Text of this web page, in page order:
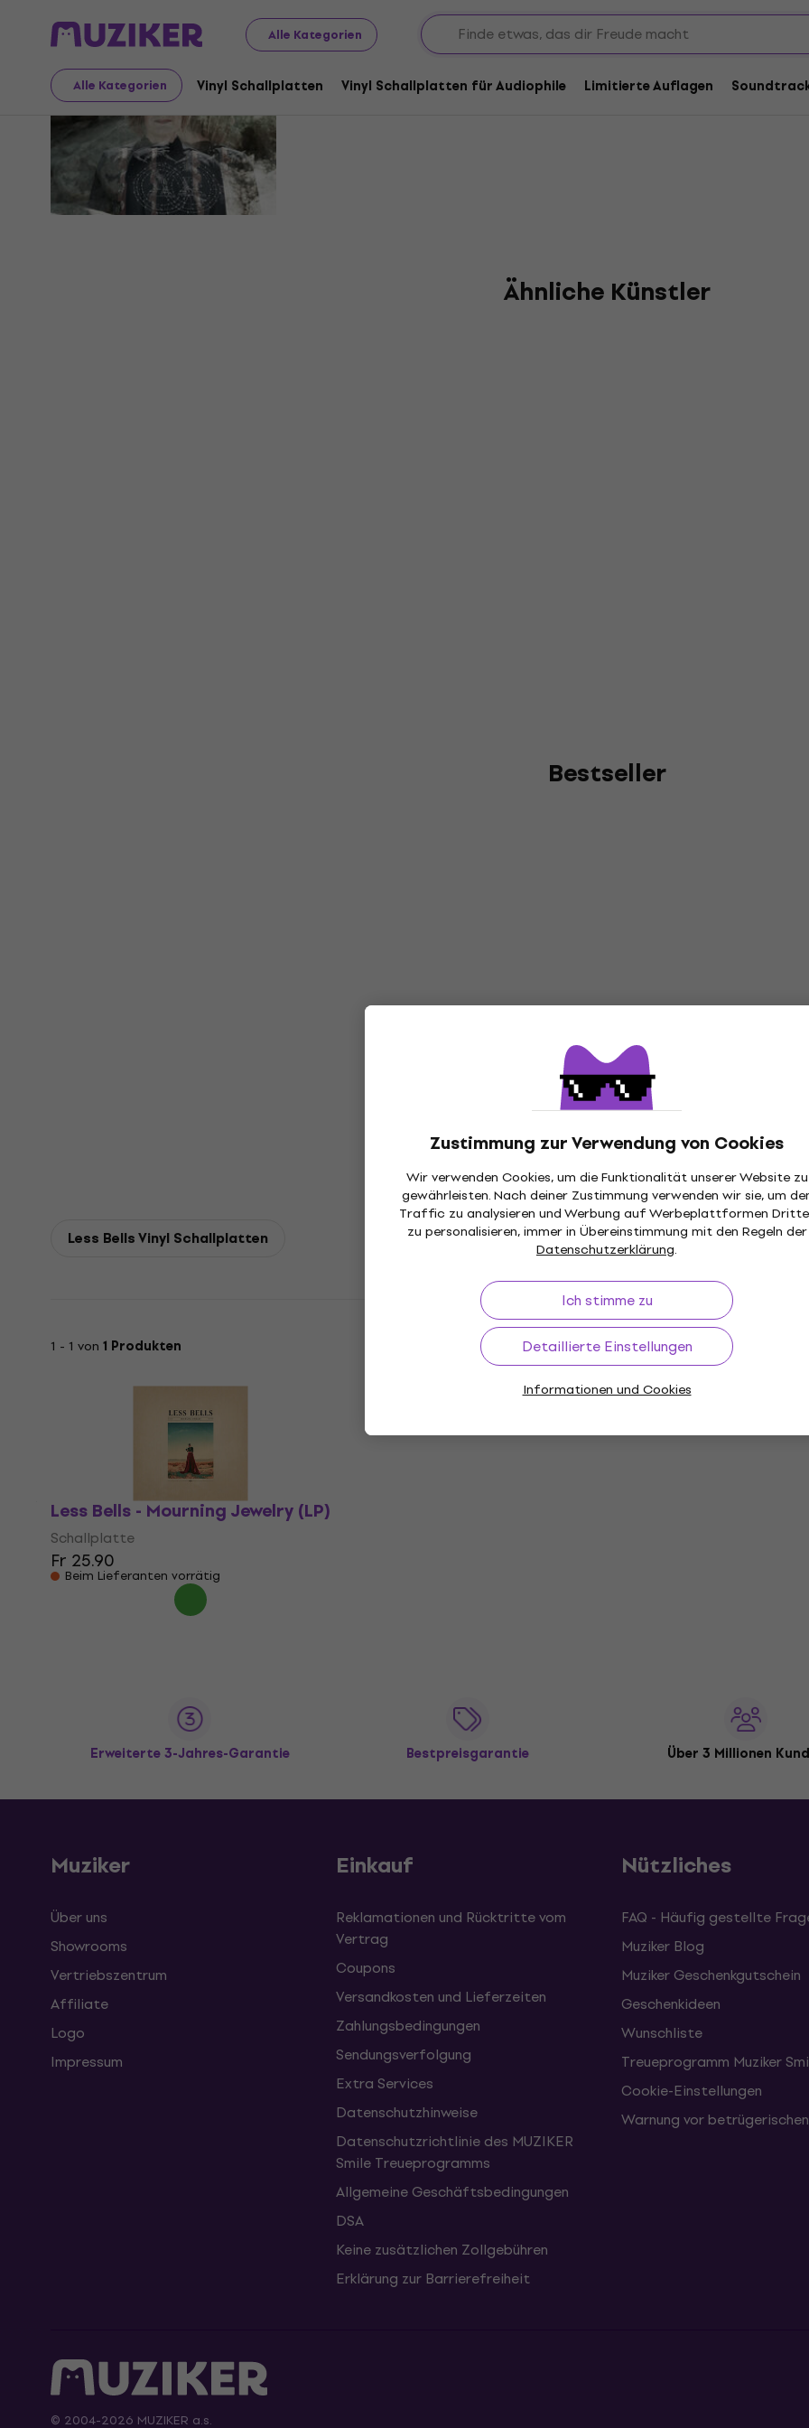
Alle Kategorien
Alle Kategorien Vinyl Schallplatten Vinyl Schallplatten für Audiophile Limitierte Auflagen
Zustimmung zur Verwendung von Cookies
Wir verwenden Cookies, um die Funktionalität unserer Website zu
gewährleisten. Nach deiner Zustimmung verwenden wir sie, um
Traffic zu analysieren und Werbung auf Werbeplattformen
zu personalisieren, immer in Übereinstimmung mit den Regeln der
Datenschutzerklärung.
Ich stimme zu
Detaillierte Einstellungen
Informationen und Cookies
Less Bells
Ähnliche Künstler
Bestseller
Less Bells Vinyl Schallplatten
1 - 1 von 1 Produkten
Less Bells - Mourning Jewelry (LP)
Schallplatte
Fr 25.90
Beim Lieferanten vorrätig
Erweiterte 3-Jahres-Garantie Bestpreisgarantie Über 3 Millionen
Muziker
Über uns
Showrooms
Vertriebszentrum
Affiliate
Logo
Impressum
Einkauf
Reklamationen und Rücktritte vom
Vertrag
Coupons
Versandkosten und Lieferzeiten
Zahlungsbedingungen
Sendungsverfolgung
Extra Services
Datenschutzhinweise
Datenschutzrichtlinie des MUZIKER
Smile Treueprogramms
Allgemeine Geschäftsbedingungen
DSA
Keine zusätzlichen Zollgebühren
Erklärung zur Barrierefreiheit
Nützliches
FAQ - Häufig gestellte
Muziker Blog
Muziker Geschenkgutschein
Geschenkideen
Wunschliste
Treueprogramm Muziker
Cookie-Einstellungen
Warnung vor
© 2004-2026 MUZIKER a.s.